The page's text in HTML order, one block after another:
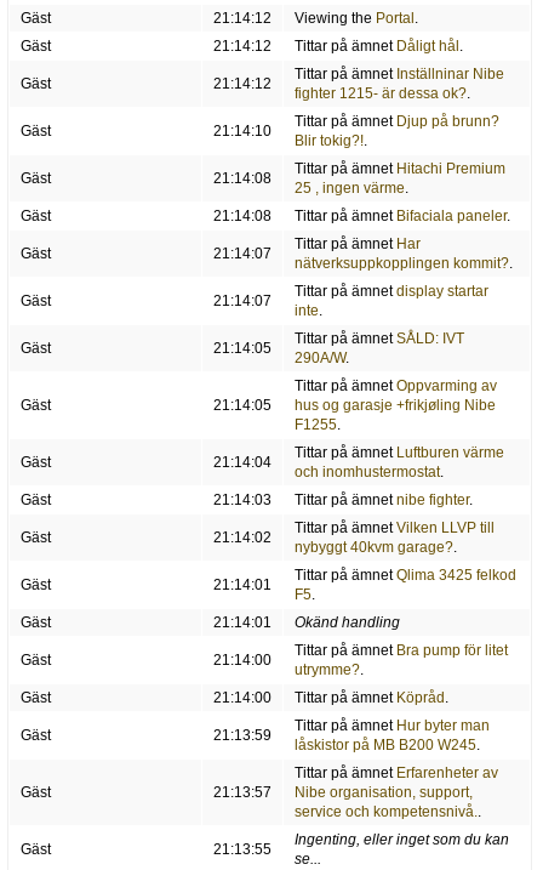
Gäst
21:14:12 Viewing the Portal .
Gäst
21:14:12 Tittar på ämnet Dåligt hål .
Gäst 21:14:12
Tittar på ämnet Inställninar Nibe
fighter 1215- är dessa ok?.
Gäst 21:14:10
Tittar på ämnet Djup på brunn?
Blir tokig?!.
Gäst 21:14:08
Tittar på ämnet Hitachi Premium
25 , ingen värme.
Gäst
21:14:08 Tittar på ämnet Bifaciala paneler.
Gäst 21:14:07
Tittar på ämnet Har
nätverksuppkopplingen kommit?.
Gäst 21:14:07
Tittar på ämnetdisplay startar
inte.
Gäst 21:14:05
Tittar på ämnetSÅLD: IVT
290A/W.
Gäst 21:14:05
Tittar på ämnetOppvarming av
hus og garasje +frikjøling Nibe
F1255.
Gäst 21:14:04
Tittar på ämnet Luftburen värme
och inomhustermostat.
Gäst
21:14:03 Tittar på ämnetnibe fighter.
Gäst 21:14:02
Tittar på ämnetVilken LLVP till
nybyggt 40kvm garage?.
Gäst 21:14:01
Tittar på ämnetQlima 3425 felkod
F5.
Gäst
21:14:01 Okänd handling
Gäst 21:14:00
Tittar på ämnet Bra pump för litet
utrymme?.
Gäst
21:14:00 Tittar på ämnet Köpråd .
Gäst 21:13:59
Tittar på ämnet Hur byter man
låskistor på MB B200 W245.
Gäst 21:13:57
Tittar på ämnet Erfarenheter av
Nibe organisation, support,
service och kompetensnivå..
Gäst 21:13:55
Ingenting, eller inget som du kan
se...